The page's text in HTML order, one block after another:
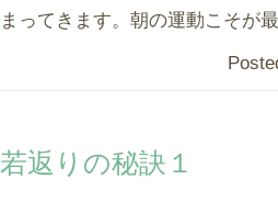
まってきます。朝の運動こそが
若返りの秘訣１